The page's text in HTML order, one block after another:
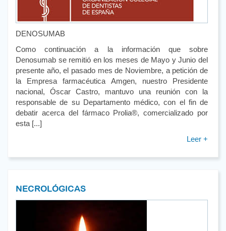
DENOSUMAB
Como continuación a la información que sobre
Denosumab se remitió en los meses de Mayo y Junio del
presente año, el pasado mes de Noviembre, a petición de
la Empresa farmacéutica Amgen, nuestro Presidente
nacional, Óscar Castro, mantuvo una reunión con la
responsable de su Departamento médico, con el fin de
debatir acerca del fármaco Prolia®, comercializado por
esta [...]
Leer +
NECROLÓGICAS